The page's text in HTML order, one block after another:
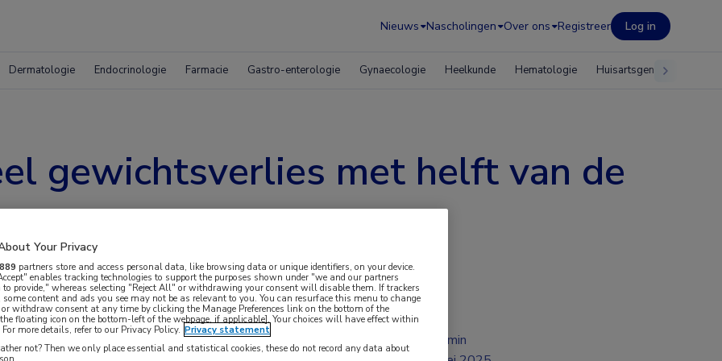
Nieuws Nascholingen Over ons Registreer Log in
Dermatologie Endocrinologie Farmacie Gastro-enterologie Gynaecologie Heelkunde Hematologie Huisartsgeneeskunde
gewichtsverlies met helft van de
met semaglutide een vergelijkbare
2 min
Your Privacy
889 partners store and access personal data, like browsing data or unique identifiers, on your device.
enables tracking technologies to support the purposes shown under "we and our partners
to provide," whereas selecting "Reject All" or withdrawing your consent will disable them. If trackers
some content and ads you see may not be as relevant to you. You can resurface this menu to change
or withdraw consent at any time by clicking the Manage Preferences link on the bottom of the
floating icon on the bottom-left of the webpage, if applicable]. Your choices will have effect within
more details, refer to our Privacy Policy. Privacy statement
not? Then we only place essential and statistical cookies, these do not record any data about